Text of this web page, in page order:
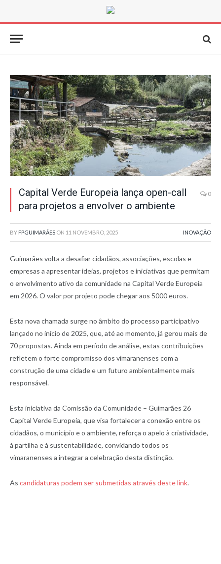
Capital Verde Europeia lança open-call
para projetos a envolver o ambiente
0
BY FPGUIMARÃES ON 11 NOVEMBRO, 2025 INOVAÇÃO
Guimarães volta a desafiar cidadãos, associações, escolas e
empresas a apresentar ideias, projetos e iniciativas que permitam
o envolvimento ativo da comunidade na Capital Verde Europeia
em 2026. O valor por projeto pode chegar aos 5000 euros.
Esta nova chamada surge no âmbito do processo participativo
lançado no início de 2025, que, até ao momento, já gerou mais de
70 propostas. Ainda em período de análise, estas contribuições
refletem o forte compromisso dos vimaranenses com a
construção de uma cidade e um futuro ambientalmente mais
responsável.
Esta iniciativa da Comissão da Comunidade – Guimarães 26
Capital Verde Europeia, que visa fortalecer a conexão entre os
cidadãos, o município e o ambiente, reforça o apelo à criatividade,
à partilha e à sustentabilidade, convidando todos os
vimaranenses a integrar a celebração desta distinção.
As candidaturas podem ser submetidas através deste link.